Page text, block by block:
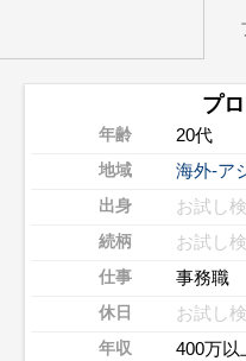
プ
年齢 20代
地域 海外-ア
出身 お試し
続柄 お試し
仕事 事務職
休日 お試し
年収 400万以